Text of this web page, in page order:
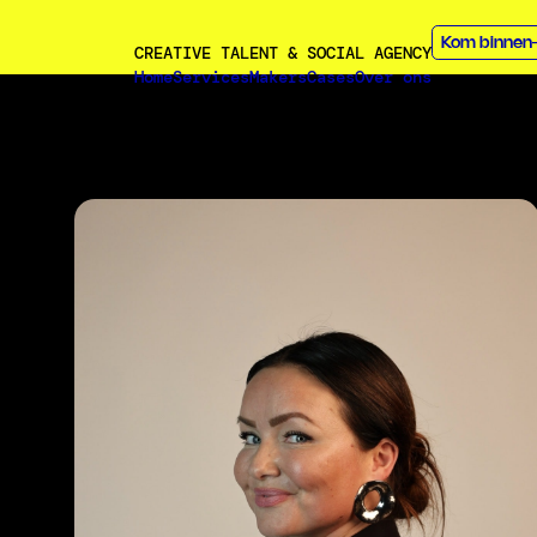
CREATIVE TALENT & SOCIAL AGENCY
HomeServicesMakersCasesOver ons
Kom binnen